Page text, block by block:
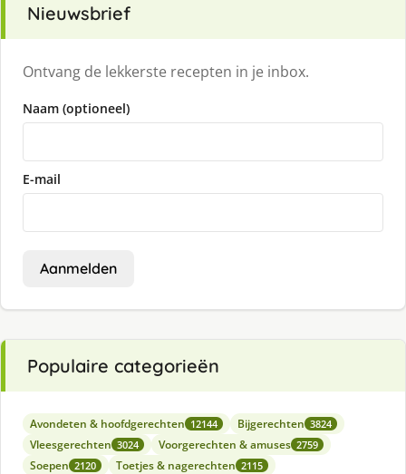
Nieuwsbrief
Ontvang de lekkerste recepten in je inbox.
Naam (optioneel)
E-mail
Aanmelden
Populaire categorieën
Avondeten & hoofdgerechten 12144 Bijgerechten 3824
Vleesgerechten 3024 Voorgerechten & amuses 2759
Soepen 2120 Toetjes & nagerechten 2115